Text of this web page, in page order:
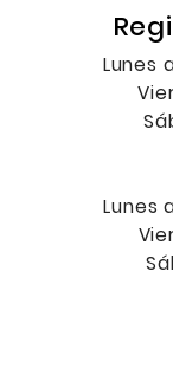
Lunes
Lunes